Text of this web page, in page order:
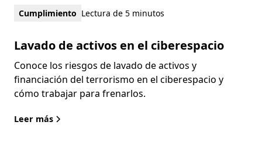
Cumplimiento Lectura de 5 minutos
Lavado de activos en el ciberespacio
Conoce los riesgos de lavado de activos y
financiación del terrorismo en el ciberespacio y
cómo trabajar para frenarlos.
Leer más